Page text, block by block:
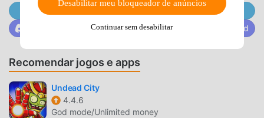
Little Lovely Dentisté um jogo popular de casual que vem
ganhando muitos fãs ao redor do mundo que ama jogos de
casual . Se você quiser baixar esse jogo, modroid é sua
jogos apk gratuitos. Além de oferecer as últimas versões
doLittle Lovely Dentist1.2.4gratuitamente, Modroid também
oferece Free mod gratuitamente, te ajudando a pular
tarefas repetitivas nos jogos, para que você possa focar
Junte-se a @MODDROID.CO no canal do Telegram.
Junte-se a @MODDROID.CO na comunidade do Discord
Recomendar jogos e apps
Undead City
4.4.6
God mode/Unlimited money
Desabilitar meu bloqueador de anúncios
Continuar sem desabilitar